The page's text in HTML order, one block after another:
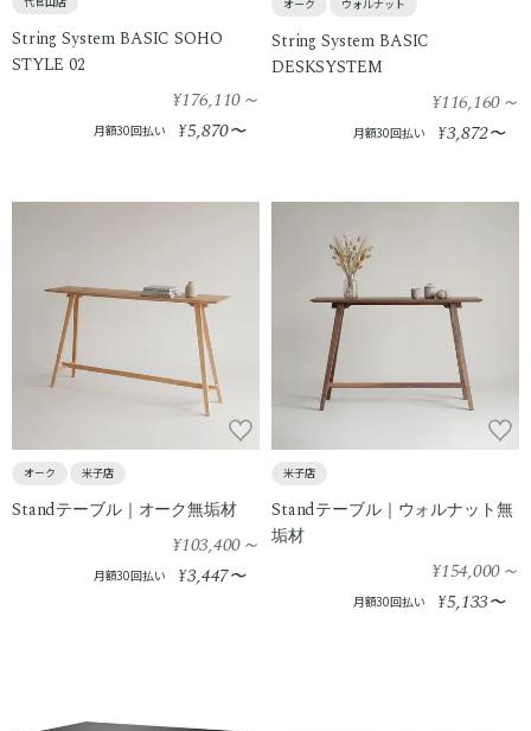
String System BASIC SOHO
STYLE 02
¥176,110～
月額30回払い ¥5,870〜
オーク
ウォルナット
String System BASIC
DESKSYSTEM
¥116,160～
月額30回払い ¥3,872〜
オーク 米子店
Standテーブル｜オーク無垢材
¥103,400～
月額30回払い ¥3,447〜
米子店
Standテーブル｜ウォルナット無
垢材
¥154,000～
月額30回払い ¥5,133〜